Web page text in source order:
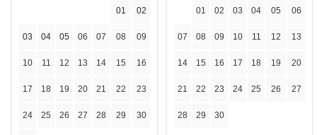
01 02
03 04 05 06 07 08 09
10 11 12 13 14 15 16
17 18 19 20 21 22 23
24 25 26 27 28 29 30
01 02 03 04 05 06
07 08 09 10 11 12 13
14 15 16 17 18 19 20
21 22 23 24 25 26 27
28 29 30